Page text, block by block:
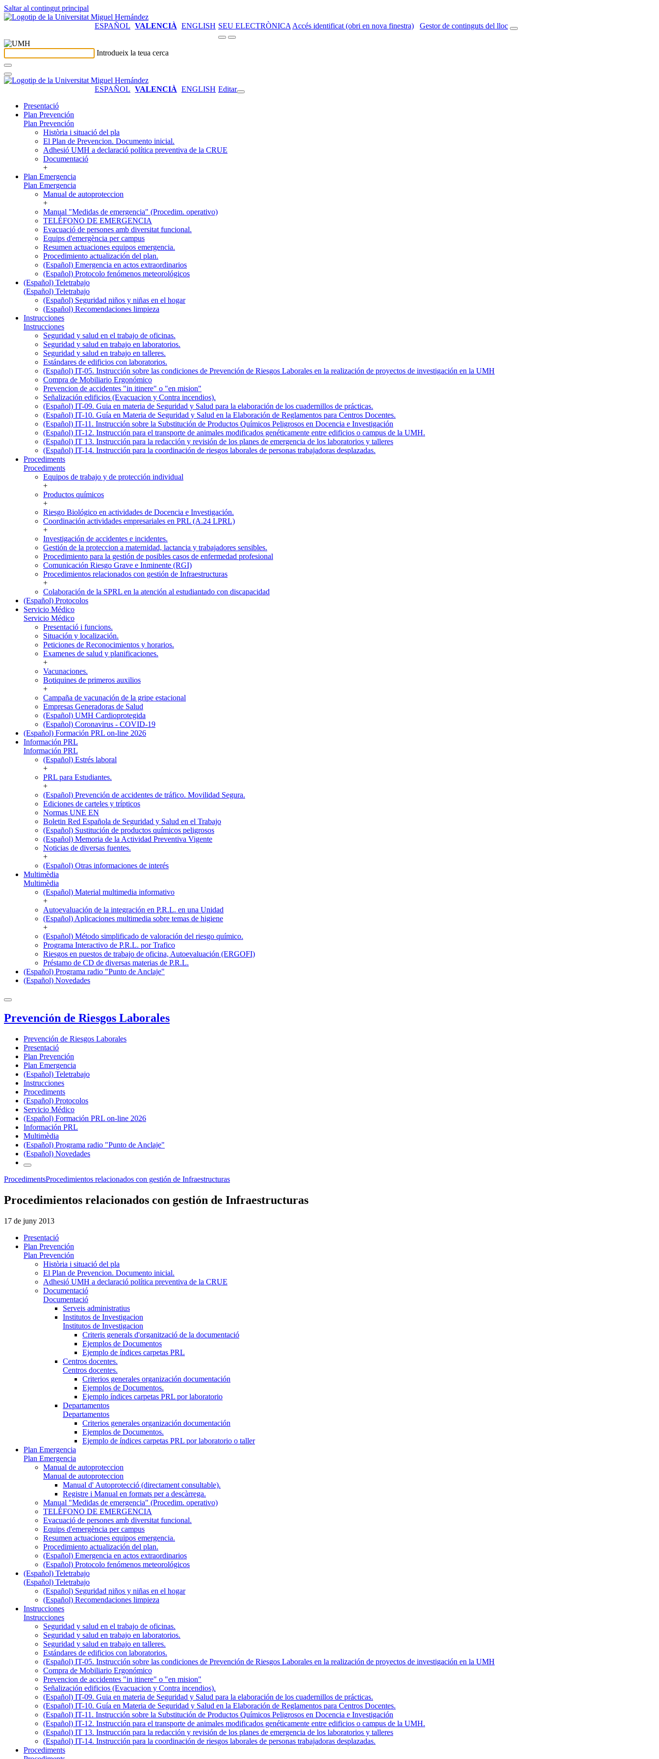
Saltar al contingut principal
ESPAÑOL VALENCIÀ ENGLISH SEU ELECTRÒNICA Accés identificat (obri en nova finestra) Gestor de continguts del lloc
Introdueix la teua cerca
ESPAÑOL VALENCIÀ ENGLISH Editar
Presentació
Plan Prevención
Plan Prevención
Història i situació del pla
El Plan de Prevencion. Documento inicial.
Adhesió UMH a declaració política preventiva de la CRUE
Documentació
+
Plan Emergencia
Plan Emergencia
Manual de autoproteccion
+
Manual "Medidas de emergencia" (Procedim. operativo)
TELÉFONO DE EMERGENCIA
Evacuació de persones amb diversitat funcional.
Equips d'emergència per campus
Resumen actuaciones equipos emergencia.
Procedimiento actualización del plan.
(Español) Emergencia en actos extraordinarios
(Español) Protocolo fenómenos meteorológicos
(Español) Teletrabajo
(Español) Teletrabajo
(Español) Seguridad niños y niñas en el hogar
(Español) Recomendaciones limpieza
Instrucciones
Instrucciones
Seguridad y salud en el trabajo de oficinas.
Seguridad y salud en trabajo en laboratorios.
Seguridad y salud en trabajo en talleres.
Estándares de edificios con laboratorios.
(Español) IT-05. Instrucción sobre las condiciones de Prevención de Riesgos Laborales en la realización de proyectos de investigación en la UMH
Compra de Mobiliario Ergonómico
Prevencion de accidentes "in itinere" o "en mision"
Señalización edificios (Evacuacion y Contra incendios).
(Español) IT-09. Guia en materia de Seguridad y Salud para la elaboración de los cuadernillos de prácticas.
(Español) IT-10. Guía en Materia de Seguridad y Salud en la Elaboración de Reglamentos para Centros Docentes.
(Español) IT-11. Instrucción sobre la Substitución de Productos Químicos Peligrosos en Docencia e Investigación
(Español) IT-12. Instrucción para el transporte de animales modificados genéticamente entre edificios o campus de la UMH.
(Español) IT 13. Instrucción para la redacción y revisión de los planes de emergencia de los laboratorios y talleres
(Español) IT-14. Instrucción para la coordinación de riesgos laborales de personas trabajadoras desplazadas.
Procediments
Procediments
Equipos de trabajo y de protección individual
+
Productos químicos
+
Riesgo Biológico en actividades de Docencia e Investigación.
Coordinación actividades empresariales en PRL (A.24 LPRL)
+
Investigación de accidentes e incidentes.
Gestión de la proteccion a maternidad, lactancia y trabajadores sensibles.
Procedimiento para la gestión de posibles casos de enfermedad profesional
Comunicación Riesgo Grave e Inminente (RGI)
Procedimientos relacionados con gestión de Infraestructuras
+
Colaboración de la SPRL en la atención al estudiantado con discapacidad
(Español) Protocolos
Servicio Médico
Servicio Médico
Presentació i funcions.
Situación y localización.
Peticiones de Reconocimientos y horarios.
Examenes de salud y planificaciones.
+
Vacunaciones.
Botiquines de primeros auxilios
+
Campaña de vacunación de la gripe estacional
Empresas Generadoras de Salud
(Español) UMH Cardioprotegida
(Español) Coronavirus - COVID-19
(Español) Formación PRL on-line 2026
Información PRL
Información PRL
(Español) Estrés laboral
+
PRL para Estudiantes.
+
(Español) Prevención de accidentes de tráfico. Movilidad Segura.
Ediciones de carteles y trípticos
Normas UNE EN
Boletin Red Española de Seguridad y Salud en el Trabajo
(Español) Sustitución de productos químicos peligrosos
(Español) Memoria de la Actividad Preventiva Vigente
Noticias de diversas fuentes.
+
(Español) Otras informaciones de interés
Multimèdia
Multimèdia
(Español) Material multimedia informativo
+
Autoevaluación de la integración en P.R.L. en una Unidad
(Español) Aplicaciones multimedia sobre temas de higiene
+
(Español) Método simplificado de valoración del riesgo químico.
Programa Interactivo de P.R.L. por Trafico
Riesgos en puestos de trabajo de oficina, Autoevaluación (ERGOFI)
Préstamo de CD de diversas materias de P.R.L.
(Español) Programa radio "Punto de Anclaje"
(Español) Novedades
Prevención de Riesgos Laborales
Prevención de Riesgos Laborales
Presentació
Plan Prevención
Plan Emergencia
(Español) Teletrabajo
Instrucciones
Procediments
(Español) Protocolos
Servicio Médico
(Español) Formación PRL on-line 2026
Información PRL
Multimèdia
(Español) Programa radio "Punto de Anclaje"
(Español) Novedades
ProcedimentsProcedimientos relacionados con gestión de Infraestructuras
Procedimientos relacionados con gestión de Infraestructuras
17 de juny 2013
Presentació
Plan Prevención
Plan Prevención
Història i situació del pla
El Plan de Prevencion. Documento inicial.
Adhesió UMH a declaració política preventiva de la CRUE
Documentació
Documentació
Serveis administratius
Institutos de Investigacion
Institutos de Investigacion
Criteris generals d'organització de la documentació
Ejemplos de Documentos
Ejemplo de índices carpetas PRL
Centros docentes.
Centros docentes.
Criterios generales organización documentación
Ejemplos de Documentos.
Ejemplo índices carpetas PRL por laboratorio
Departamentos
Departamentos
Criterios generales organización documentación
Ejemplos de Documentos.
Ejemplo de índices carpetas PRL por laboratorio o taller
Plan Emergencia
Plan Emergencia
Manual de autoproteccion
Manual de autoproteccion
Manual d' Autoprotecció (directament consultable).
Registre i Manual en formats per a descàrrega.
Manual "Medidas de emergencia" (Procedim. operativo)
TELÉFONO DE EMERGENCIA
Evacuació de persones amb diversitat funcional.
Equips d'emergència per campus
Resumen actuaciones equipos emergencia.
Procedimiento actualización del plan.
(Español) Emergencia en actos extraordinarios
(Español) Protocolo fenómenos meteorológicos
(Español) Teletrabajo
(Español) Teletrabajo
(Español) Seguridad niños y niñas en el hogar
(Español) Recomendaciones limpieza
Instrucciones
Instrucciones
Seguridad y salud en el trabajo de oficinas.
Seguridad y salud en trabajo en laboratorios.
Seguridad y salud en trabajo en talleres.
Estándares de edificios con laboratorios.
(Español) IT-05. Instrucción sobre las condiciones de Prevención de Riesgos Laborales en la realización de proyectos de investigación en la UMH
Compra de Mobiliario Ergonómico
Prevencion de accidentes "in itinere" o "en mision"
Señalización edificios (Evacuacion y Contra incendios).
(Español) IT-09. Guia en materia de Seguridad y Salud para la elaboración de los cuadernillos de prácticas.
(Español) IT-10. Guía en Materia de Seguridad y Salud en la Elaboración de Reglamentos para Centros Docentes.
(Español) IT-11. Instrucción sobre la Substitución de Productos Químicos Peligrosos en Docencia e Investigación
(Español) IT-12. Instrucción para el transporte de animales modificados genéticamente entre edificios o campus de la UMH.
(Español) IT 13. Instrucción para la redacción y revisión de los planes de emergencia de los laboratorios y talleres
(Español) IT-14. Instrucción para la coordinación de riesgos laborales de personas trabajadoras desplazadas.
Procediments